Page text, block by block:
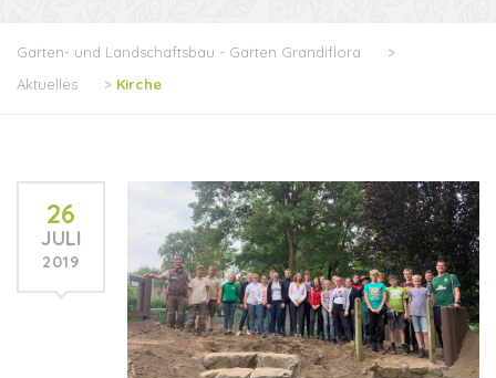
Garten- und Landschaftsbau - Garten Grandiflora
>
Aktuelles
> Kirche
26
JULI
2019